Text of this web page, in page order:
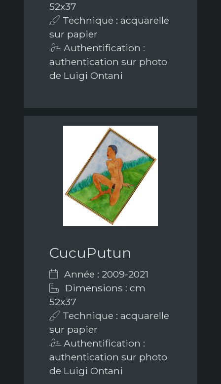
52x37
Technique : acquarelle
sur papier
Authentification :
authentication sur photo
de Luigi Ontani
CucuPutun
Année : 2009-2021
Dimensions : cm
52x37
Technique : acquarelle
sur papier
Authentification :
authentication sur photo
de Luigi Ontani